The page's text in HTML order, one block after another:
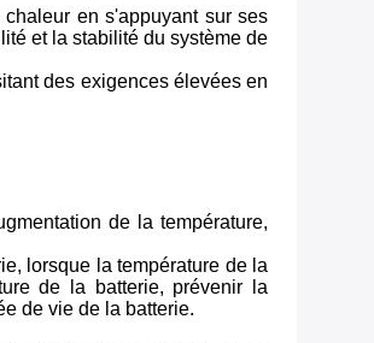
en s'appuyant sur ses
et la stabilité du système de
des exigences élevées en
de la température,
lorsque la température de la
de la batterie, prévenir la
de vie de la batterie.